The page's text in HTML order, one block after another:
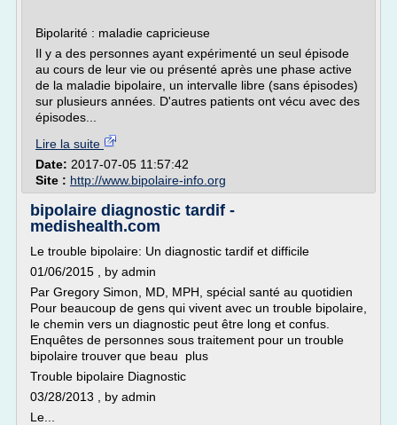
Bipolarité : maladie capricieuse
Il y a des personnes ayant expérimenté un seul épisode
au cours de leur vie ou présenté après une phase active
de la maladie bipolaire, un intervalle libre (sans épisodes)
sur plusieurs années. D'autres patients ont vécu avec des
épisodes...
Lire la suite
Date: 2017-07-05 11:57:42
Site : http://www.bipolaire-info.org
bipolaire diagnostic tardif -
medishealth.com
Le trouble bipolaire: Un diagnostic tardif et difficile
01/06/2015 , by admin
Par Gregory Simon, MD, MPH, spécial santé au quotidien
Pour beaucoup de gens qui vivent avec un trouble bipolaire,
le chemin vers un diagnostic peut être long et confus.
Enquêtes de personnes sous traitement pour un trouble
bipolaire trouver que beau plus
Trouble bipolaire Diagnostic
03/28/2013 , by admin
Le...